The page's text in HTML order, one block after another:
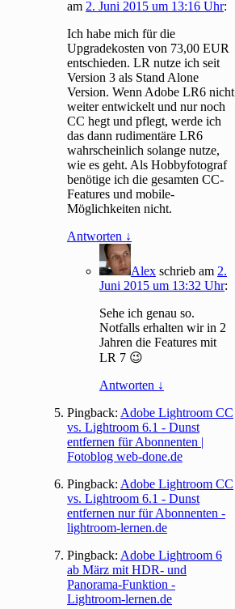
am 2. Juni 2015 um 13:16 Uhr:
Ich habe mich für die
Upgradekosten von 73,00 EUR
entschieden. LR nutze ich seit
Version 3 als Stand Alone
Version. Wenn Adobe LR6 nicht
weiter entwickelt und nur noch
CC hegt und pflegt, werde ich
das dann rudimentäre LR6
wahrscheinlich solange nutze,
wie es geht. Als Hobbyfotograf
benötige ich die gesamten CC-
Features und mobile-
Möglichkeiten nicht.
Antworten ↓
Alex schrieb am 2.
Juni 2015 um 13:32 Uhr:
Sehe ich genau so.
Notfalls erhalten wir in 2
Jahren die Features mit
LR 7 😉
Antworten ↓
Pingback: Adobe Lightroom CC
vs. Lightroom 6.1 - Dunst
entfernen für Abonnenten |
Fotoblog web-done.de
Pingback: Adobe Lightroom CC
vs. Lightroom 6.1 - Dunst
entfernen nur für Abonnenten -
lightroom-lernen.de
Pingback: Adobe Lightroom 6
ab März mit HDR- und
Panorama-Funktion -
Lightroom-lernen.de